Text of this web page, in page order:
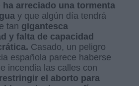
ha arreciado una tormenta
y que algún día tendrá
tan gigantesca
y falta de capacidad
Casado, un peligro
española parece haberse
incendia las calles con
restringir el aborto para